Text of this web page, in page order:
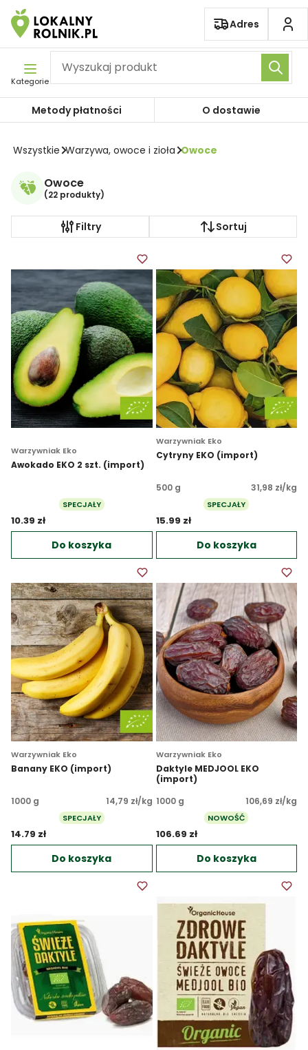
Pomiń nawigację
Adres
Kategorie
Metody płatności O dostawie
Wszystkie Warzywa, owoce i zioła Owoce
Owoce
(22 produkty)
Filtry Sortuj
Warzywniak Eko
Awokado EKO 2 szt. (import)
SPECJAŁY
10.39 zł
Do koszyka
Warzywniak Eko
Cytryny EKO (import)
500 g 31,98 zł/kg
SPECJAŁY
15.99 zł
Do koszyka
Warzywniak Eko
Banany EKO (import)
1000 g 14,79 zł/kg
SPECJAŁY
14.79 zł
Do koszyka
Warzywniak Eko
Daktyle MEDJOOL EKO
(import)
1000 g
106,69 zł/kg
NOWOŚĆ
106.69 zł
Do koszyka